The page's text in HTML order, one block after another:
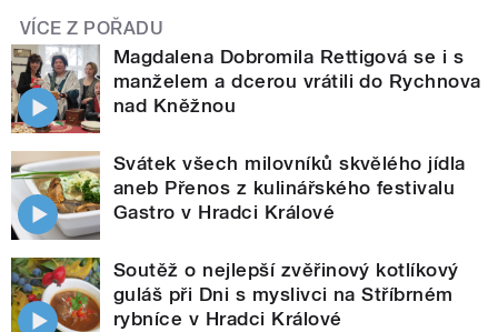
VÍCE Z POŘADU
Magdalena Dobromila Rettigová se i s
manželem a dcerou vrátili do Rychnova
nad Kněžnou
Svátek všech milovníků skvělého jídla
aneb Přenos z kulinářského festivalu
Gastro v Hradci Králové
Soutěž o nejlepší zvěřinový kotlíkový
guláš při Dni s myslivci na Stříbrném
rybníce v Hradci Králové